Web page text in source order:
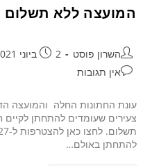
המועצה ללא תשלום
השרון פוסט 2 ביוני 2021
אין תגובות
עונת החתונות החלה והמועצה
צעירים שעומדים להתחתן
להתחתן באולם…